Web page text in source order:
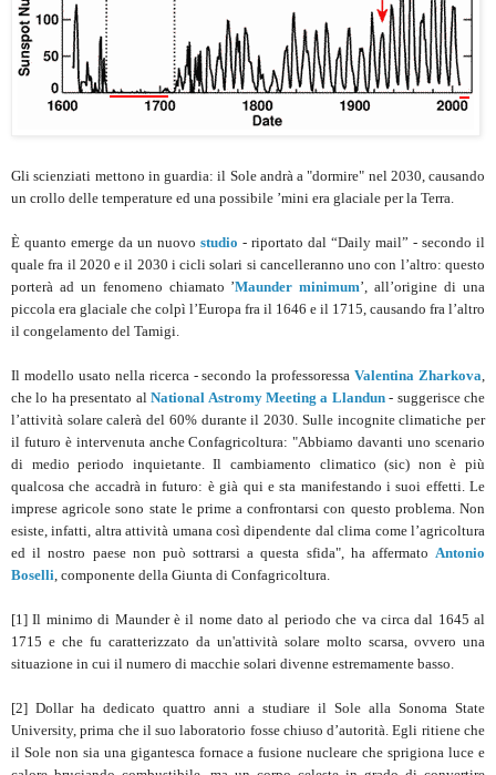
Gli scienziati mettono in guardia: il Sole andrà a "dormire" nel 2030, causando
un crollo delle temperature ed una possibile ’mini era glaciale per la Terra.
È quanto emerge da un nuovo studio - riportato dal “Daily mail” - secondo il
quale fra il 2020 e il 2030 i cicli solari si cancelleranno uno con l’altro: questo
porterà ad un fenomeno chiamato ’Maunder minimum’, all’origine di una
piccola era glaciale che colpì l’Europa fra il 1646 e il 1715, causando fra l’altro
il congelamento del Tamigi.
Il modello usato nella ricerca - secondo la professoressaValentina Zharkova
che lo ha presentato alNational Astromy Meeting a Llandun- suggerisce che
l’attività solare calerà del 60% durante il 2030. Sulle incognite climatiche per
il futuro è intervenuta anche Confagricoltura: "Abbiamo davanti uno scenario
di medio periodo inquietante. Il cambiamento climatico (sic) non è più
qualcosa che accadrà in futuro: è già qui e sta manifestando i suoi effetti. Le
imprese agricole sono state le prime a confrontarsi con questo problema. Non
esiste, infatti, altra attività umana così dipendente dal clima come l’agricoltura
ed il nostro paese non può sottrarsi a questa sfida", ha affermato Antonio
Boselli , componente della Giunta di Confagricoltura.
[1] Il minimo di Maunder è il nome dato al periodo che va circa dal 1645 al
1715 e che fu caratterizzato da un'attività solare molto scarsa, ovvero una
situazione in cui il numero di macchie solari divenne estremamente basso.
[2] Dollar ha dedicato quattro anni a studiare il Sole alla Sonoma State
University, prima che il suo laboratorio fosse chiuso d’autorità. Egli ritiene che
il Sole non sia una gigantesca fornace a fusione nucleare che sprigiona luce e